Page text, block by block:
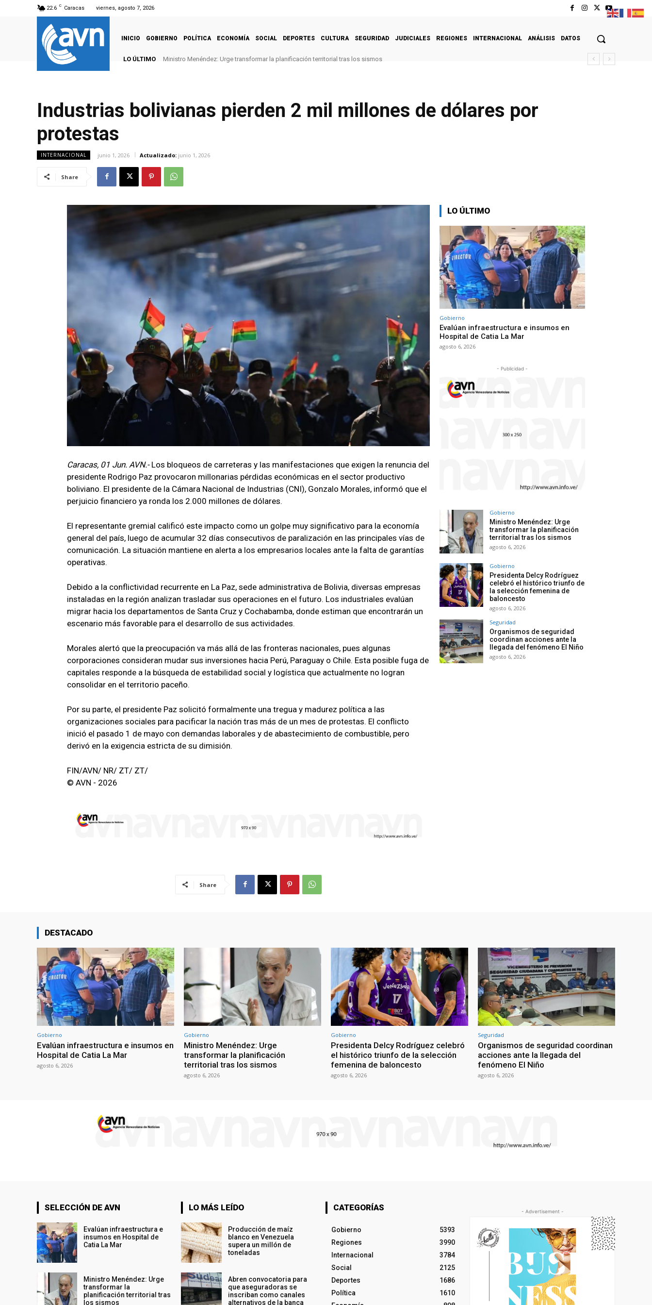
22.6 C Caracas viernes, agosto 7, 2026
INICIO GOBIERNO POLÍTICA ECONOMÍA SOCIAL DEPORTES CULTURA SEGURIDAD JUDICIALES REGIONES INTERNACIONAL ANÁLISIS DATOS
LO ÚLTIMO Ministro Menéndez: Urge transformar la planificación territorial tras los sismos
Industrias bolivianas pierden 2 mil millones de dólares por
protestas
INTERNACIONAL junio 1, 2026 Actualizado: junio 1, 2026
Share
Caracas, 01 Jun. AVN.- Los bloqueos de carreteras y las manifestaciones que exigen la renuncia del
presidente Rodrigo Paz provocaron millonarias pérdidas económicas en el sector productivo
boliviano. El presidente de la Cámara Nacional de Industrias (CNI), Gonzalo Morales, informó que el
perjuicio financiero ya ronda los 2.000 millones de dólares.
El representante gremial calificó este impacto como un golpe muy significativo para la economía
general del país, luego de acumular 32 días consecutivos de paralización en las principales vías de
comunicación. La situación mantiene en alerta a los empresarios locales ante la falta de garantías
operativas.
Debido a la conflictividad recurrente en La Paz, sede administrativa de Bolivia, diversas empresas
instaladas en la región analizan trasladar sus operaciones en el futuro. Los industriales evalúan
migrar hacia los departamentos de Santa Cruz y Cochabamba, donde estiman que encontrarán un
escenario más favorable para el desarrollo de sus actividades.
Morales alertó que la preocupación va más allá de las fronteras nacionales, pues algunas
corporaciones consideran mudar sus inversiones hacia Perú, Paraguay o Chile. Esta posible fuga de
capitales responde a la búsqueda de estabilidad social y logística que actualmente no logran
consolidar en el territorio paceño.
Por su parte, el presidente Paz solicitó formalmente una tregua y madurez política a las
organizaciones sociales para pacificar la nación tras más de un mes de protestas. El conflicto
inició el pasado 1 de mayo con demandas laborales y de abastecimiento de combustible, pero
derivó en la exigencia estricta de su dimisión.
FIN/AVN/ NR/ ZT/ ZT/
© AVN - 2026
Share
LO ÚLTIMO
Gobierno
Evalúan infraestructura e insumos en
Hospital de Catia La Mar
agosto 6, 2026
- Publicidad -
Gobierno
Ministro Menéndez: Urge
transformar la planificación
territorial tras los sismos
agosto 6, 2026
Gobierno
Presidenta Delcy Rodríguez
celebró el histórico triunfo de
la selección femenina de
baloncesto
agosto 6, 2026
Seguridad
Organismos de seguridad
coordinan acciones ante la
llegada del fenómeno El Niño
agosto 6, 2026
DESTACADO
Gobierno
Evalúan infraestructura e insumos en
Hospital de Catia La Mar
agosto 6, 2026
Gobierno
Ministro Menéndez: Urge
transformar la planificación
territorial tras los sismos
agosto 6, 2026
Gobierno
Presidenta Delcy Rodríguez celebró
el histórico triunfo de la selección
femenina de baloncesto
agosto 6, 2026
Seguridad
Organismos de seguridad coordinan
acciones ante la llegada del
fenómeno El Niño
agosto 6, 2026
SELECCIÓN DE AVN
Evalúan infraestructura e
insumos en Hospital de
Catia La Mar
Ministro Menéndez: Urge
transformar la
planificación territorial tras
los sismos
LO MÁS LEÍDO
Producción de maíz
blanco en Venezuela
supera un millón de
toneladas
Abren convocatoria para
que aseguradoras se
inscriban como canales
alternativos de la banca
CATEGORÍAS
Gobierno
5393
Regiones
3990
Internacional
3784
Social
2125
Deportes
1686
Política
1610
- Advertisement -